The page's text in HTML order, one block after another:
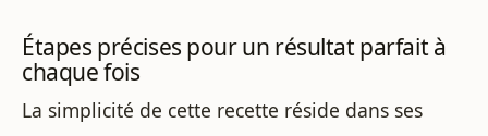
Étapes précises pour un résultat parfait à
chaque fois
La simplicité de cette recette réside dans ses